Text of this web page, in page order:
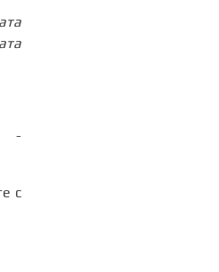
-
с